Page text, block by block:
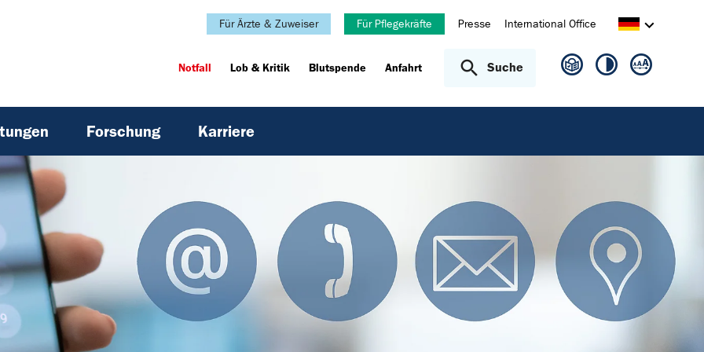
Für Ärzte & Zuweiser Für Pflegekräfte Presse International Office
Notfall Lob & Kritik Blutspende Anfahrt Suche
Forschung Karriere